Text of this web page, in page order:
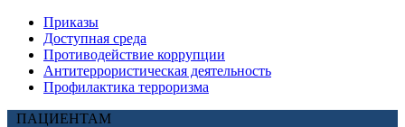
Приказы
Доступная среда
Противодействие коррупции
Антитеррористическая деятельность
Профилактика терроризма
ПАЦИЕНТАМ